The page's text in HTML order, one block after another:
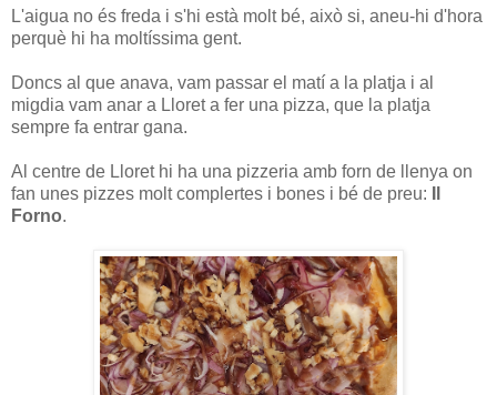
L'aigua no és freda i s'hi està molt bé, això si, aneu-hi d'hora
perquè hi ha moltíssima gent.
Doncs al que anava, vam passar el matí a la platja i al
migdia vam anar a Lloret a fer una pizza, que la platja
sempre fa entrar gana.
Al centre de Lloret hi ha una pizzeria amb forn de llenya on
fan unes pizzes molt complertes i bones i bé de preu:
Forno.